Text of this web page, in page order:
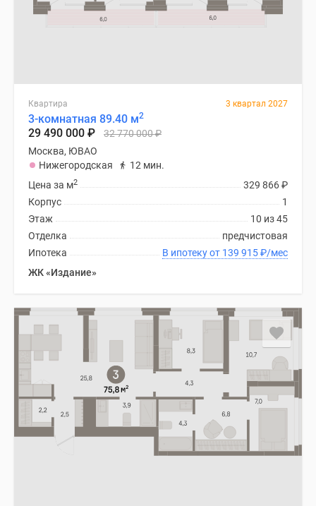
#рассрочка
ипотека
Квартиры
скидками
Видео
новостроек
застройщиком
Rutube
Москве
Программа
реновации
Квартира 3 квартал 2027
3-комнатная 89.40 м2
29 490 000 ₽ 32 770 000₽
Москва, ЮВАО
Нижегородская
12 мин.
329 866₽
Цена за м2
1
Корпус
10 из 45
Этаж
предчистовая
Отделка
В ипотеку от 139 915₽/мес
Ипотека
ЖК «Издание»